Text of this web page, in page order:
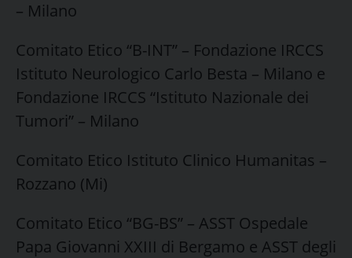
– Milano
Comitato Etico “B-INT” – Fondazione IRCCS
Istituto Neurologico Carlo Besta – Milano e
Fondazione IRCCS “Istituto Nazionale dei
Tumori” – Milano
Comitato Etico Istituto Clinico Humanitas –
Rozzano (Mi)
Comitato Etico “BG-BS” – ASST Ospedale
Papa Giovanni XXIII di Bergamo e ASST degli